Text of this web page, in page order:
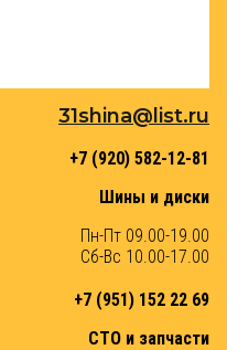
31shina@list.ru
+7 (920) 582-12-81
Шины и диски
Пн-Пт 09.00-19.00
Сб-Вс 10.00-17.00
+7 (951) 152 22 69
СТО и запчасти